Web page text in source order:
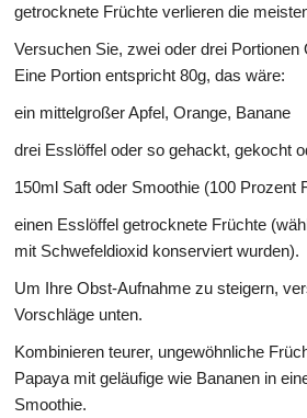
getrocknete Früchte verlieren die
Versuchen Sie, zwei oder drei Portionen
Eine Portion entspricht 80g, das wäre:
ein mittelgroßer Apfel, Orange, Banane
drei Esslöffel oder so gehackt, gekocht
150ml Saft oder Smoothie (100 Prozent
einen Esslöffel getrocknete Früchte
mit Schwefeldioxid konserviert wurden).
Um Ihre Obst-Aufnahme zu steigern,
Vorschläge unten.
Kombinieren teurer, ungewöhnliche
Papaya mit geläufige wie Bananen in
Smoothie.